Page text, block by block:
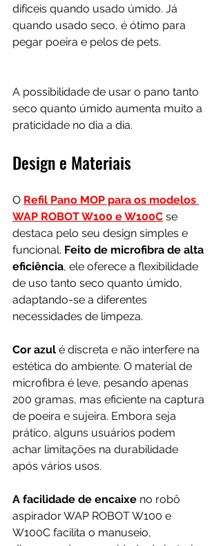
difíceis quando usado úmido. Já
quando usado seco, é ótimo para
pegar poeira e pelos de pets.
A possibilidade de usar o pano tanto
seco quanto úmido aumenta muito a
praticidade no dia a dia.
Design e Materiais
O Refil Pano MOP para os modelos
WAP ROBOT W100 e W100C se
destaca pelo seu design simples e
funcional. Feito de microfibra de alta
eficiência, ele oferece a flexibilidade
de uso tanto seco quanto úmido,
adaptando-se a diferentes
necessidades de limpeza.
Cor azul é discreta e não interfere na
estética do ambiente. O material de
microfibra é leve, pesando apenas
200 gramas, mas eficiente na captura
de poeira e sujeira. Embora seja
prático, alguns usuários podem
achar limitações na durabilidade
após vários usos.
A facilidade de encaixe no robô
aspirador WAP ROBOT W100 e
W100C facilita o manuseio,